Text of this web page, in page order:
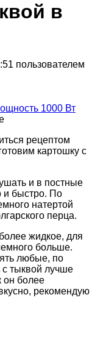
в
пользователем
1000 Вт
рецептом
картошку с
и в постные
и быстро. По
натертой
перца.
жидкое, для
больше.
любые, по
тыквой лучше
он более
рекомендую